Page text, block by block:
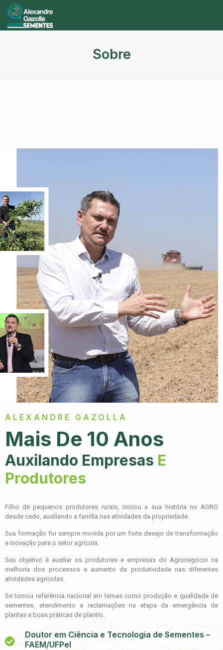
Sobre
ALEXANDRE GAZOLLA
Mais De 10 Anos
Auxilando Empresas E
Produtores
Filho de pequenos produtores rurais, iniciou a sua história no AGRO
desde cedo, auxiliando a família nas atividades da propriedade.
Sua formação foi sempre movida por um forte desejo de transformação
e inovação para o setor agrícola.
Seu objetivo é auxiliar os produtores e empresas do Agronegócio na
melhoria dos processos e aumento da produtividade nas diferentes
atividades agrícolas.
Se tornou referência nacional em temas como produção e qualidade de
sementes, atendimento a reclamações na etapa da emergência de
plantas e boas práticas de plantio.
Doutor em Ciência e Tecnologia de Sementes –
FAEM/UFPel